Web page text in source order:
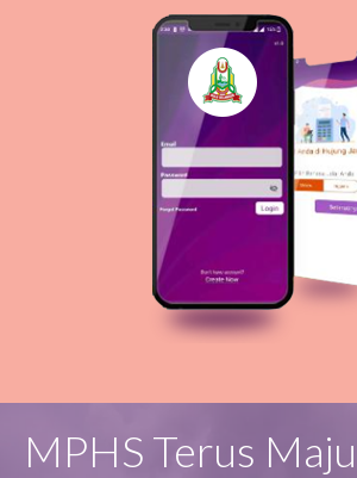
MPHS Terus Maju